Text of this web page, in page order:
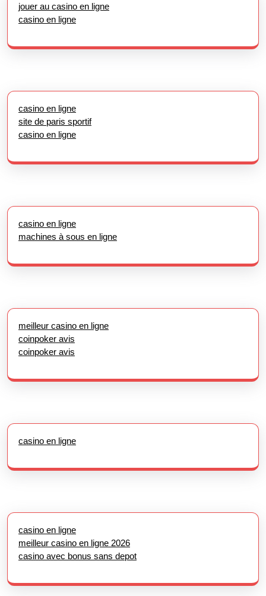
jouer au casino en ligne
casino en ligne
casino en ligne
site de paris sportif
casino en ligne
casino en ligne
machines à sous en ligne
meilleur casino en ligne
coinpoker avis
coinpoker avis
casino en ligne
casino en ligne
meilleur casino en ligne 2026
casino avec bonus sans depot